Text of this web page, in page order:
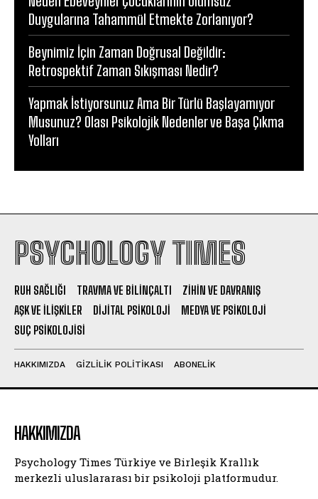
Duygularına Tahammül Etmekte Zorlanıyor?
Beynimiz İçin Zaman Doğrusal Değildir:
Retrospektif Zaman Sıkışması Nedir?
Yapmak İstiyorsunuz Ama Bir Türlü Başlayamıyor
Musunuz? Olası Psikolojik Nedenler ve Başa Çıkma
Yolları
PSYCHOLOGY TIMES
RUH SAĞLIĞI TRAVMA VE BILINÇALTI
ZIHIN VE DAVRANIŞ
AŞK VE İLIŞKILER
DIJITAL PSIKOLOJI
MEDYA VE PSIKOLOJI
SUÇ PSIKOLOJISI
HAKKIMIZDA GIZLILIK POLITIKASI ABONELIK
HAKKIMIZDA
Psychology Times Türkiye ve Birleşik Krallık
merkezli uluslararası bir psikoloji platformudur.